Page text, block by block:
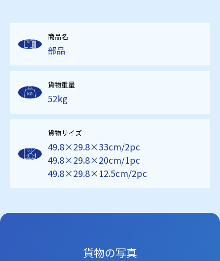
商品名
部品
貨物重量
52kg
貨物サイズ
49.8×29.8×33cm/2pc
49.8×29.8×20cm/1pc
49.8×29.8×12.5cm/2pc
貨物の写真